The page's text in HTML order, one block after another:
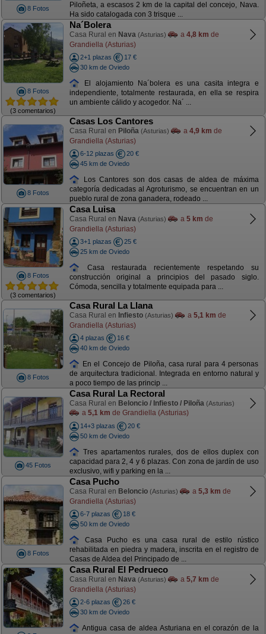
8 Fotos
Piloñeta, a escasos 2 km de la capital del concejo, Nava.
Ha sido catalogada con 3 trisque ...
8 Fotos
(3 comentarios)
Na´Bolera
Casa Rural en Nava (Asturias) a 4,8 km de
Grandiella (Asturias)
2+1 plazas
17 €
30 km de Oviedo
El alojamiento Na´bolera es una casita integra e
independiente, totalmente restaurada, en ella se respira
un ambiente cálido y acogedor. Na´ ...
8 Fotos
Casas Los Cantores
Casa Rural en Piloña (Asturias) a 4,9 km de
Grandiella (Asturias)
6-12 plazas
20 €
45 km de Oviedo
Los Cantores son dos casas de aldea de máxima
categoría dedicadas al Agroturismo, se encuentran en un
pueblo rural de zona ganadera, rodeado ...
8 Fotos
(3 comentarios)
Casa Luisa
Casa Rural en Nava (Asturias) a 5 km de
Grandiella (Asturias)
3+1 plazas
25 €
25 km de Oviedo
Casa restaurada recientemente respetando su
construcción original a principios del pasado siglo.
Cómoda, sencilla y totalmente equipada para ...
8 Fotos
Casa Rural La Llana
Casa Rural en Infiesto (Asturias) a 5,1 km de
Grandiella (Asturias)
4 plazas
16 €
40 km de Oviedo
En el Concejo de Piloña, casa rural para 4 personas
de arquitectura tradicional. Integrada en entorno natural y
a poco tiempo de las princip ...
45 Fotos
Casa Rural La Rectoral
Casa Rural en Beloncio / Infiesto / Piloña (Asturias)
a 5,1 km de Grandiella (Asturias)
14+3 plazas
20 €
50 km de Oviedo
Tres apartamentos rurales, dos de ellos duplex con
capacidad para 2, 4 y 6 plazas. Con zona de jardín de uso
exclusivo, wifi y parking en la ...
8 Fotos
Casa Pucho
Casa Rural en Beloncio (Asturias) a 5,3 km de
Grandiella (Asturias)
6-7 plazas
18 €
50 km de Oviedo
Casa Pucho es una casa rural de estilo rústico
rehabilitada en piedra y madera, inscrita en el registro de
Casas de Aldea del Principado de ...
Casa Rural El Pedrueco
Casa Rural en Nava (Asturias) a 5,7 km de
Grandiella (Asturias)
2-6 plazas
26 €
30 km de Oviedo
Antigua casa de aldea Asturiana en el corazón de la